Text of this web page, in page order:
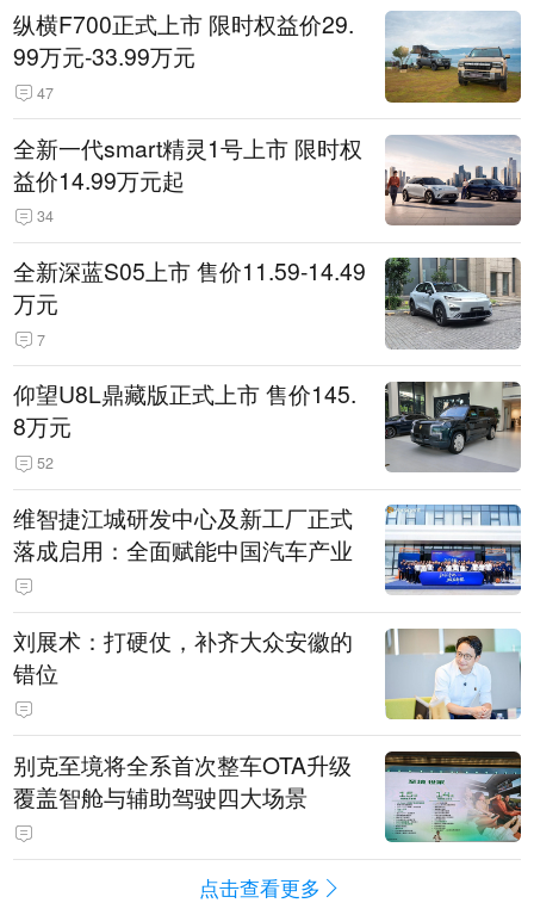
纵横F700正式上市 限时权益价29.
99万元-33.99万元
47
全新一代smart精灵1号上市 限时权
益价14.99万元起
34
全新深蓝S05上市 售价11.59-14.49
万元
7
仰望U8L鼎藏版正式上市 售价145.
8万元
52
维智捷江城研发中心及新工厂正式
落成启用：全面赋能中国汽车产业
刘展术：打硬仗，补齐大众安徽的
错位
别克至境将全系首次整车OTA升级
覆盖智舱与辅助驾驶四大场景
点击查看更多